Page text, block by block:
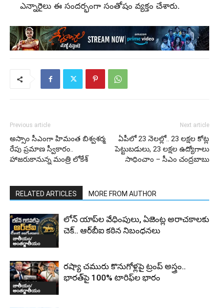
ఎన్నారైలు ఈ సందర్భంగా సంతోషం వ్యక్తం చేశారు.
Previous article
అస్సాం సీఎంగా హిమంత బిశ్వశర్మ
రేపు ప్రమాణ స్వీకారం..
హాజరుకానున్న మంత్రి లోకేశ్
Next article
ఏపీలో 23 నెలల్లో.. 23 లక్షల కోట్ల
పెట్టుబడులు, 23 లక్షల ఉద్యోగాలు
సాధించాం – సీఎం చంద్రబాబు
RELATED ARTICLES MORE FROM AUTHOR
జాతీయం/
అంతర్జాతీయం
లోన్ యాప్‌ల వేధింపులు, ఏజెంట్ల అరాచకాలకు
చెక్.. ఆర్‌బీఐ కఠిన నిబంధనలు
జాతీయం/
అంతర్జాతీయం
రష్యా చమురు కొనుగోళ్లపై ట్రంప్ అస్త్రం..
భారత్‌పై 100% టారిఫ్‌ల భారం